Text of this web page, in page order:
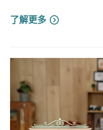
了解更多